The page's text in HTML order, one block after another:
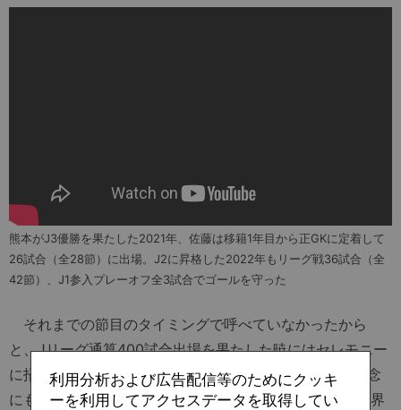
熊本がJ3優勝を果たした2021年、佐藤は移籍1年目から正GKに定着して
26試合（全28節）に出場。J2に昇格した2022年もリーグ戦36試合（全
42節）、J1参入プレーオフ全3試合でゴールを守った
それまでの節目のタイミングで呼べていなかったから
と、Jリーグ通算400試合出場を果たした暁にはセレモニー
に招待して感謝の想いを伝えたいと話していた父は、無念
にもJ2復帰を知らせて間もない同年12月、がんのため他界
利用分析および広告配信等のためにクッキ
ーを利用してアクセスデータを取得してい